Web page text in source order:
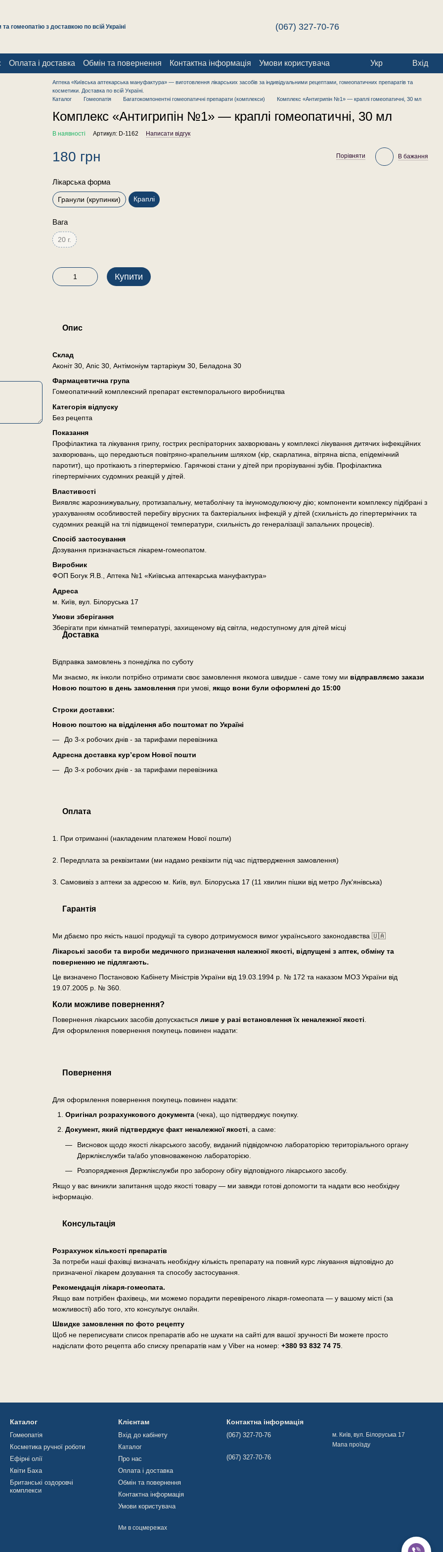
гомеопатію з доставкою по всій Україні (067) 327-70-76
Оплата і доставка Обмін та повернення Контактна інформація Умови користувача Укр Вхід
Аптека «Київська аптекарська мануфактура» — виготовлення лікарських засобів за індивідуальними рецептами, гомеопатичних препаратів та
косметики. Доставка по всій Україні.
Каталог
Гомеопатія Багатокомпонентні гомеопатичні препарати (комплекси) Комплекс «Антигрипін №1» — краплі гомеопатичні, 30 мл
Комплекс «Антигрипін №1» — краплі гомеопатичні, 30 мл
В наявності Артикул: D-1162 Написати відгук
180 грн Порівняти В бажання
Лікарська форма
Гранули (крупинки) Краплі
Вага
20 г.
Купити
Опис
Склад
Аконіт 30, Апіс 30, Антімоніум тартарікум 30, Беладона 30
Фармацевтична група
Гомеопатичний комплексний препарат екстемпорального виробництва
Категорія відпуску
Без рецепта
Показання
Профілактика та лікування грипу, гострих респіраторних захворювань у комплексі лікування дитячих інфекційних
захворювань, що передаються повітряно-крапельним шляхом (кір, скарлатина, вітряна віспа, епідемічний
паротит), що протікають з гіпертермією. Гарячкові стани у дітей при прорізуванні зубів. Профілактика
гіпертермічних судомних реакцій у дітей.
Властивості
Виявляє жарознижувальну, протизапальну, метаболічну та імуномодулюючу дію; компоненти комплексу підібрані з
урахуванням особливостей перебігу вірусних та бактеріальних інфекцій у дітей (схильність до гіпертермічних та
судомних реакцій на тлі підвищеної температури, схильність до генералізації запальних процесів).
Спосіб застосування
Дозування призначається лікарем-гомеопатом.
Виробник
ФОП Богук Я.В., Аптека №1 «Київська аптекарська мануфактура»
Адреса
м. Київ, вул. Білоруська 17
Умови зберігання
Зберігати при кімнатній температурі, захищеному від світла, недоступному для дітей місці
Доставка
Відправка замовлень з понеділка по суботу
Ми знаємо, як інколи потрібно отримати своє замовлення якомога швидше - саме тому ми відправляємо закази
Новою поштою в день замовленняпри умові, якщо вони були оформлені до 15:00
Cтроки доставки:
Новою поштою на відділення або поштомат по Україні
До 3-х робочих днів - за тарифами перевізника
Адресна доставка кур’єром Нової пошти
До 3-х робочих днів - за тарифами перевізника
Оплата
1. При отриманні (накладеним платежем Нової пошти)
2. Передплата за реквізитами (ми надамо реквізити під час підтвердження замовлення)
3. Самовивіз з аптеки за адресою м. Київ, вул. Білоруська 17 (11 хвилин пішки від метро Лук'янівська)
Гарантія
Ми дбаємо про якість нашої продукції та суворо дотримуємося вимог українського законодавства 🇺🇦
Лікарські засоби та вироби медичного призначення належної якості, відпущені з аптек, обміну та
поверненню не підлягають.
Це визначено Постановою Кабінету Міністрів України від 19.03.1994 р. № 172 та наказом МОЗ України від
19.07.2005 р. № 360.
Коли можливе повернення?
Повернення лікарських засобів допускається лише у разі встановлення їх неналежної якості.
Для оформлення повернення покупець повинен надати:
Повернення
Для оформлення повернення покупець повинен надати:
Оригінал розрахункового документа(чека), що підтверджує покупку.
Документ, який підтверджує факт неналежної якості, а саме:
Висновок щодо якості лікарського засобу, виданий підвідомчою лабораторією територіального органу
Держлікслужби та/або уповноваженою лабораторією.
Розпорядження Держлікслужби про заборону обігу відповідного лікарського засобу.
Якщо у вас виникли запитання щодо якості товару — ми завжди готові допомогти та надати всю необхідну
інформацію.
Консультація
Розрахунок кількості препаратів
За потреби наші фахівці визначать необхідну кількість препарату на повний курс лікування відповідно до
призначеної лікарем дозування та способу застосування.
Рекомендація лікаря-гомеопата.
Якщо вам потрібен фахівець, ми можемо порадити перевіреного лікаря-гомеопата — у вашому місті (за
можливості) або того, хто консультує онлайн.
Швидке замовлення по фото рецепту
Щоб не переписувати список препаратів або не шукати на сайті для вашої зручності Ви можете просто
надіслати фото рецепта або списку препаратів нам у Viber на номер: +380 93 832 74 75.
Каталог
Гомеопатія
Косметика ручної роботи
Ефірні олії
Квіти Баха
Британські оздоровчі
комплекси
Клієнтам
Вхід до кабінету
Каталог
Про нас
Оплата і доставка
Обмін та повернення
Контактна інформація
Умови користувача
Ми в соцмережах
Контактна інформація
(067) 327-70-76
(067) 327-70-76
м. Київ, вул. Білоруська 17
Мапа проїзду